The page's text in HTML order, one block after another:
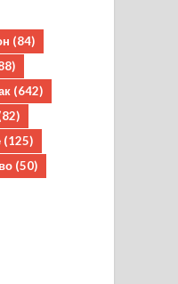
(84)
(642)
(125)
(50)